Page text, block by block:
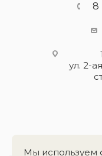
8
ул. 2-
Мы используем